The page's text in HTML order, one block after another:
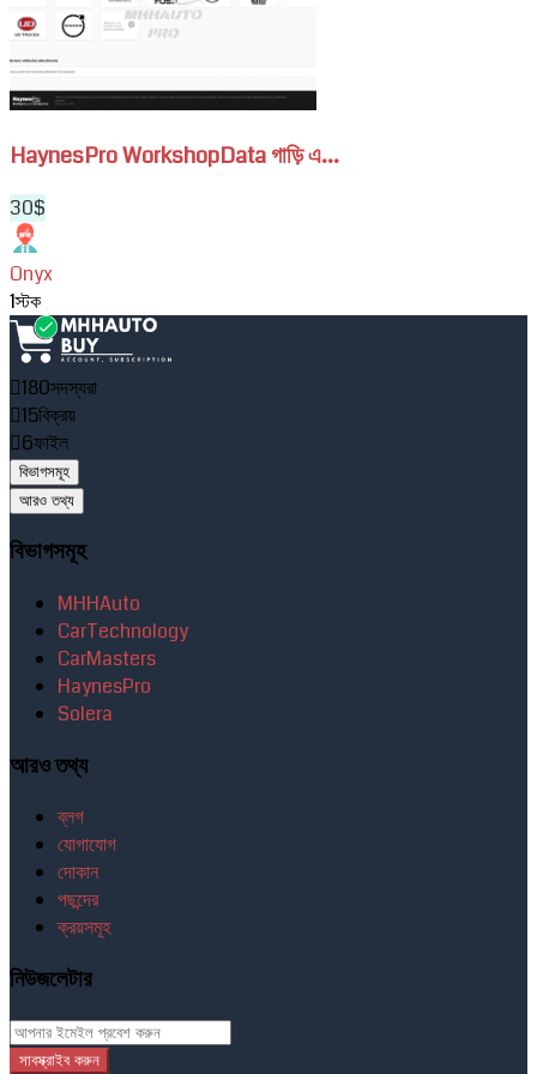
(1)
গাড়ি
এবং
ট্রাক
সাবস্ক্রিপশন
HaynesPro WorkshopData গাড়ি এ...
30$
Onyx
1স্টক
180সদস্যরা
15বিক্রয়
6ফাইল
বিভাগসমূহ
আরও তথ্য
বিভাগসমূহ
MHHAuto
CarTechnology
CarMasters
HaynesPro
Solera
আরও তথ্য
ব্লগ
যোগাযোগ
দোকান
পছন্দের
ক্রয়সমূহ
নিউজলেটার
সাবস্ক্রাইব করুন